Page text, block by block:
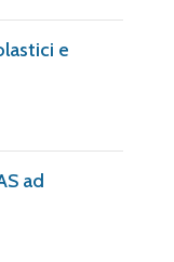
e
ad